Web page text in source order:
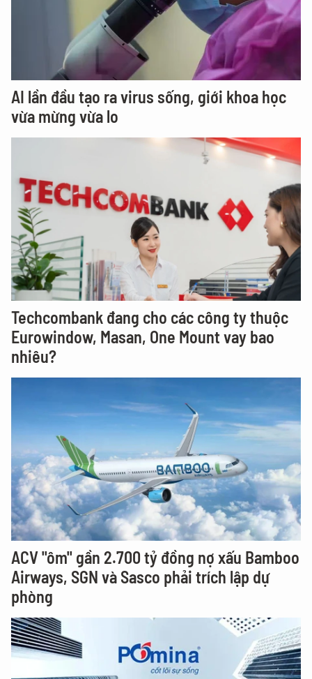
AI lần đầu tạo ra virus sống, giới khoa học
vừa mừng vừa lo
Techcombank đang cho các công ty thuộc
Eurowindow, Masan, One Mount vay bao
nhiêu?
ACV "ôm" gần 2.700 tỷ đồng nợ xấu Bamboo
Airways, SGN và Sasco phải trích lập dự
phòng